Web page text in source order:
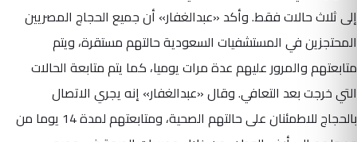
إلى ثلاث حالات فقط. وأكد «عبدالغفار» أن جميع الحجاج المصريين
المحتجزين في المستشفيات السعودية حالتهم مستقرة، ويتم
متابعتهم والمرور عليهم عدة مرات يوميا، كما يتم متابعة الحالات
التي خرجت بعد التعافي. وقال «عبدالغفار» إنه يجري الاتصال
بالحجاج للاطمئنان على حالتهم الصحية، ومتابعتهم لمدة 14 يوما من